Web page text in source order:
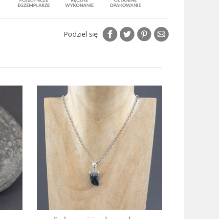
Podziel się